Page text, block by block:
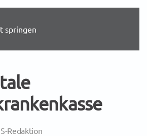
springen
Redaktion